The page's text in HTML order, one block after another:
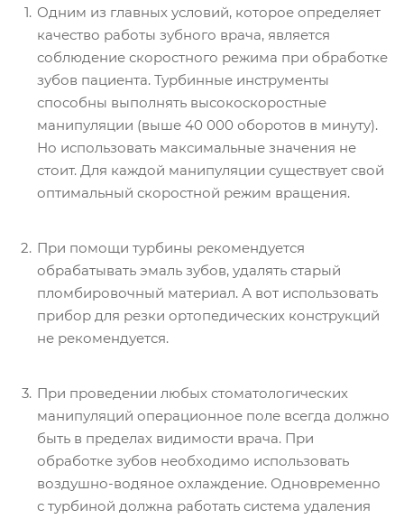
Одним из главных условий, которое определяет
качество работы зубного врача, является
соблюдение скоростного режима при обработке
зубов пациента. Турбинные инструменты
способны выполнять высокоскоростные
манипуляции (выше 40 000 оборотов в минуту).
Но использовать максимальные значения не
стоит. Для каждой манипуляции существует свой
оптимальный скоростной режим вращения.
При помощи турбины рекомендуется
обрабатывать эмаль зубов, удалять старый
пломбировочный материал. А вот использовать
прибор для резки ортопедических конструкций
не рекомендуется.
При проведении любых стоматологических
манипуляций операционное поле всегда должно
быть в пределах видимости врача. При
обработке зубов необходимо использовать
воздушно-водяное охлаждение. Одновременно
с турбиной должна работать система удаления